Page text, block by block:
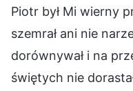
Piotr był Mi wierny
szemrał ani nie
dorównywał i na
świętych nie